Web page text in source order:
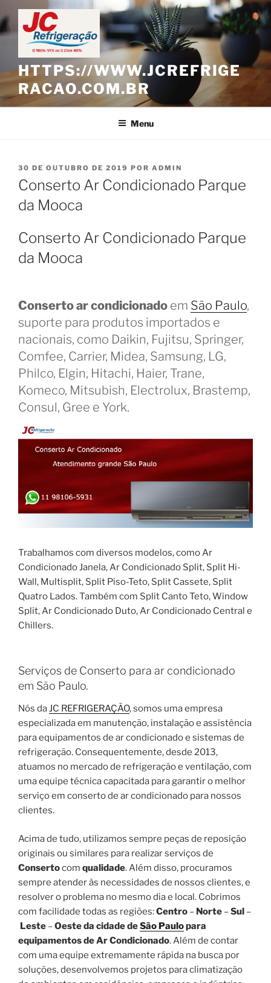
Pular
para
o
conteúdo
HTTPS://WWW.JCREFRIGE
RACAO.COM.BR
Menu
PUBLICADO
EM
30 DE OUTUBRO DE 2019 POR ADMIN
Conserto Ar Condicionado Parque
da Mooca
Conserto Ar Condicionado Parque
da Mooca
Conserto ar condicionado em São Paulo,
suporte para produtos importados e
nacionais, como Daikin, Fujitsu, Springer,
Comfee, Carrier, Midea, Samsung, LG,
Philco, Elgin, Hitachi, Haier, Trane,
Komeco, Mitsubish, Electrolux, Brastemp,
Consul, Gree e York.
Trabalhamos com diversos modelos, como Ar
Condicionado Janela, Ar Condicionado Split, Split Hi-
Wall, Multisplit, Split Piso-Teto, Split Cassete, Split
Quatro Lados. Também com Split Canto Teto, Window
Split, Ar Condicionado Duto, Ar Condicionado Central e
Chillers.
Serviços de Conserto para ar condicionado
em São Paulo.
Nós daJC REFRIGERAÇÃO, somos uma empresa
especializada em manutenção, instalação e assistência
para equipamentos de ar condicionado e sistemas de
refrigeração. Consequentemente, desde 2013,
atuamos no mercado de refrigeração e ventilação, com
uma equipe técnica capacitada para garantir o melhor
serviço em conserto de ar condicionado para nossos
clientes.
Acima de tudo, utilizamos sempre peças de reposição
originais ou similares para realizar serviços de
Consertocom qualidade. Além disso, procuramos
sempre atender às necessidades de nossos clientes, e
resolver o problema no mesmo dia e local. Cobrimos
com facilidade todas as regiões:Centro – Norte –Sul –
Leste –Oeste da cidade deSão Paulopara
equipamentos de Ar Condicionado. Além de contar
com uma equipe extremamente rápida na busca por
soluções, desenvolvemos projetos para climatização